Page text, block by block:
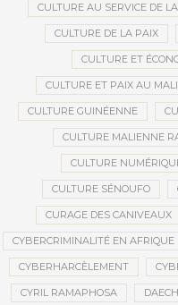
CULTURE AU SERVICE DE
CULTURE DE LA PAIX
CULTURE ET
CULTURE ET PAIX AU MALI
CULTURE GUINÉENNE
CULTURE MALIENNE
CULTURE
CULTURE SÉNOUFO
CURAGE DES CANIVEAUX
CYBERCRIMINALITÉ EN AFRIQUE
CYBERHARCÈLEMENT
CYRIL RAMAPHOSA DAECH